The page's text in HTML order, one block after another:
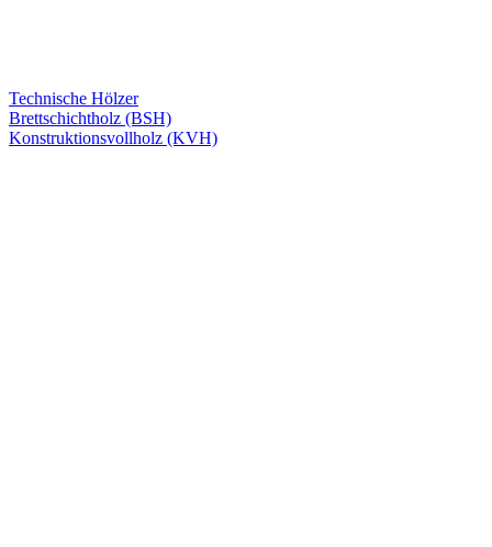
Technische Hölzer
Brettschichtholz (BSH)
Konstruktionsvollholz (KVH)